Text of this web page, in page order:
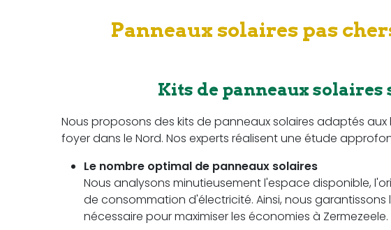
Panneaux solaires pas
Kits de panneaux solaires
Nous proposons des kits de panneaux solaires adaptés
foyer dans le Nord. Nos experts réalisent une étude
Le nombre optimal de panneaux solaires
Nous analysons minutieusement l'espace disponible,
de consommation d'électricité. Ainsi, nous
nécessaire pour maximiser les économies à Zermezeele.